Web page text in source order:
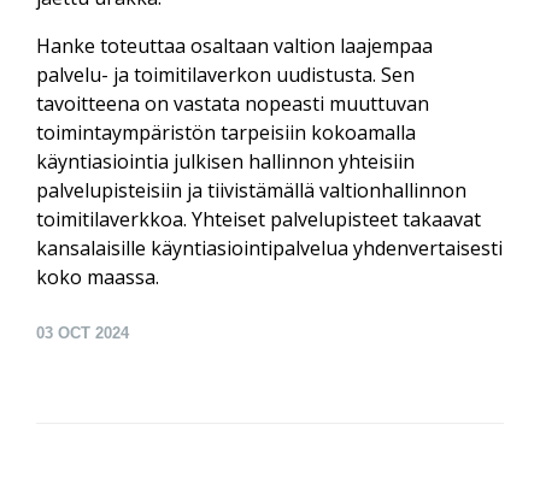
Hanke toteuttaa osaltaan valtion laajempaa
palvelu- ja toimitilaverkon uudistusta. Sen
tavoitteena on vastata nopeasti muuttuvan
toimintaympäristön tarpeisiin kokoamalla
käyntiasiointia julkisen hallinnon yhteisiin
palvelupisteisiin ja tiivistämällä valtionhallinnon
toimitilaverkkoa. Yhteiset palvelupisteet takaavat
kansalaisille käyntiasiointipalvelua yhdenvertaisesti
koko maassa.
03 OCT 2024